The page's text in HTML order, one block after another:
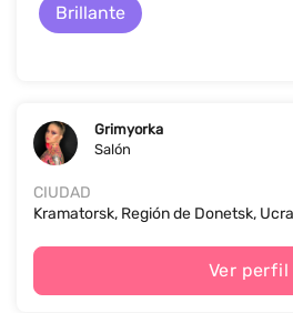
Brillante
Grimyorka
Salón
CIUDAD
Kramatorsk, Región de Donetsk,
Ver perfil